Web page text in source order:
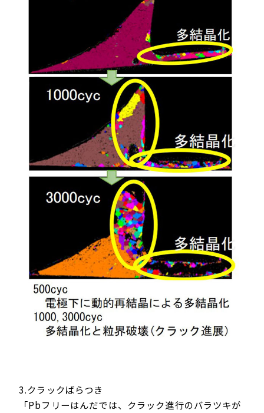
3.クラックばらつき
「Pbフリーはんだでは、クラック進行のバラツキが